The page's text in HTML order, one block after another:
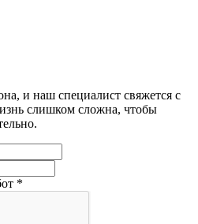
и наш специалист свяжется с
слишком сложна, чтобы
*